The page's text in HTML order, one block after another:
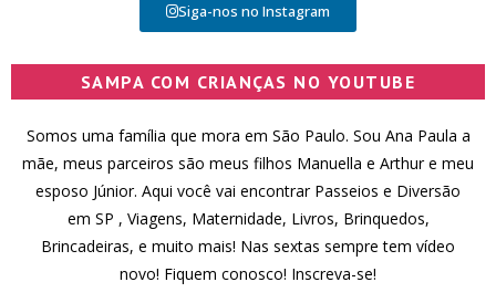
Siga-nos no Instagram
SAMPA COM CRIANÇAS NO YOUTUBE
Somos uma família que mora em São Paulo. Sou Ana Paula a
mãe, meus parceiros são meus filhos Manuella e Arthur e meu
esposo Júnior. Aqui você vai encontrar Passeios e Diversão
em SP , Viagens, Maternidade, Livros, Brinquedos,
Brincadeiras, e muito mais! Nas sextas sempre tem vídeo
novo! Fiquem conosco! Inscreva-se!